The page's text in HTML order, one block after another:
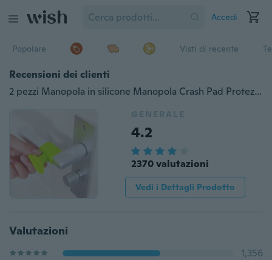
Accedi
Popolare Visti di recente
Recensioni dei clienti
2 pezzi Manopola in silicone Manopola Crash Pad Protezioni murali Protezione paraurti Fermaporta anti collisione
GENERALE
4.2
2370 valutazioni
Vedi i Dettagli Prodotto
Valutazioni
1,356